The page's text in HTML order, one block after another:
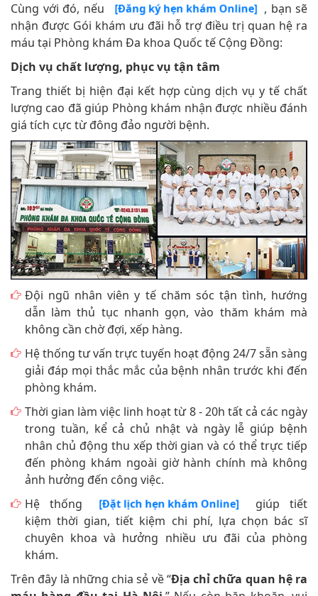
Cùng với đó, nếu [Đăng ký hẹn khám Online] , bạn sẽ
nhận được Gói khám ưu đãi hỗ trợ điều trị quan hệ ra
máu tại Phòng khám Đa khoa Quốc tế Cộng Đồng:
Dịch vụ chất lượng, phục vụ tận tâm
Trang thiết bị hiện đại kết hợp cùng dịch vụ y tế chất
lượng cao đã giúp Phòng khám nhận được nhiều đánh
giá tích cực từ đông đảo người bệnh.
Đội ngũ nhân viên y tế chăm sóc tận tình, hướng
dẫn làm thủ tục nhanh gọn, vào thăm khám mà
không cần chờ đợi, xếp hàng.
Hệ thống tư vấn trực tuyến hoạt động 24/7 sẵn sàng
giải đáp mọi thắc mắc của bệnh nhân trước khi đến
phòng khám.
Thời gian làm việc linh hoạt từ 8 - 20h tất cả các ngày
trong tuần, kể cả chủ nhật và ngày lễ giúp bệnh
nhân chủ động thu xếp thời gian và có thể trực tiếp
đến phòng khám ngoài giờ hành chính mà không
ảnh hưởng đến công việc.
Hệ thống
[Đặt lịch hẹn khám Online]
giúp tiết
kiệm thời gian, tiết kiệm chi phí, lựa chọn bác sĩ
chuyên khoa và hưởng nhiều ưu đãi của phòng
khám.
Trên đây là những chia sẻ về “Địa chỉ chữa quan hệ ra